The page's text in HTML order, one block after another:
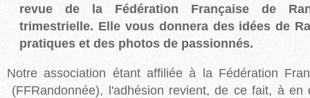
revue de la Fédération Française de
trimestrielle. Elle vous donnera des idées de
pratiques et des photos de passionnés.
Notre association étant affiliée à la Fédération
(FFRandonnée), l'adhésion revient, de ce fait, à en